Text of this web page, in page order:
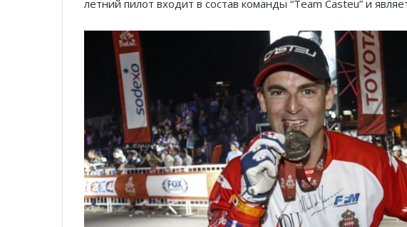
летний пилот входит в состав команды “Team Casteu” и